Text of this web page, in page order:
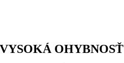
VYSOKÁ OHYBNOSŤ